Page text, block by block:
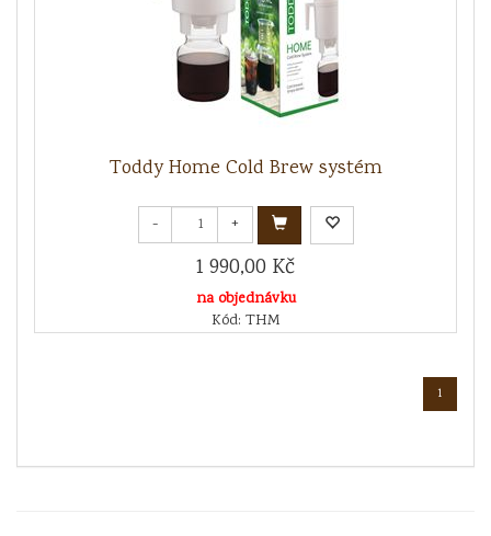
Toddy Home Cold Brew systém
- +
1 990,00 Kč
na objednávku
Kód: THM
1